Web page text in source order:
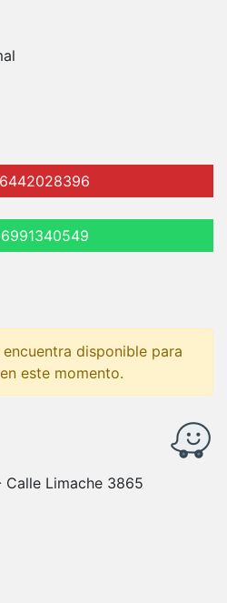
disponible para
este momento.
Calle Limache 3865